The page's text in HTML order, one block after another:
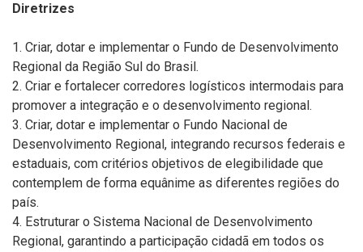
Diretrizes
1. Criar, dotar e implementar o Fundo de Desenvolvimento
Regional da Região Sul do Brasil.
2. Criar e fortalecer corredores logísticos intermodais para
promover a integração e o desenvolvimento regional.
3. Criar, dotar e implementar o Fundo Nacional de
Desenvolvimento Regional, integrando recursos federais e
estaduais, com critérios objetivos de elegibilidade que
contemplem de forma equânime as diferentes regiões do
país.
4. Estruturar o Sistema Nacional de Desenvolvimento
Regional, garantindo a participação cidadã em todos os